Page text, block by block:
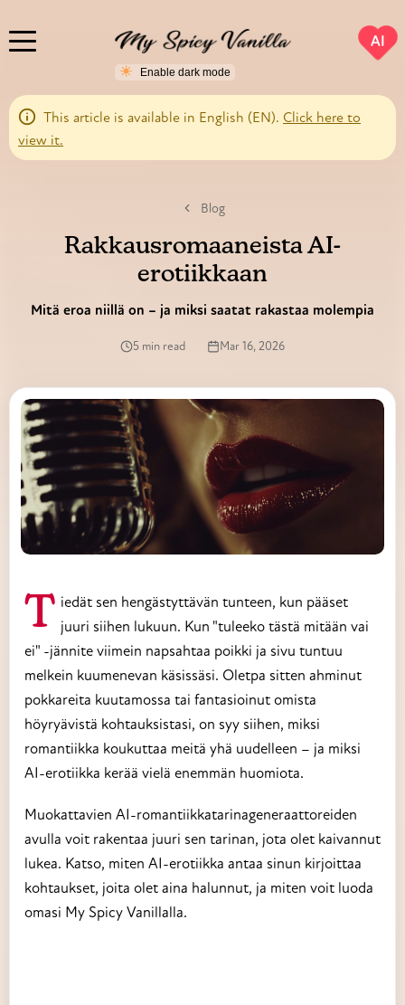
AI
This article is available in English (EN). Click here to
view it.
Blog
Rakkausromaaneista AI-
erotiikkaan
Mitä eroa niillä on – ja miksi saatat rakastaa molempia
5 min read Mar 16, 2026
Tiedät sen hengästyttävän tunteen, kun pääset juuri siihen lukuun. Kun "tuleeko tästä mitään vai
ei" -jännite viimein napsahtaa poikki ja sivu tuntuu
melkein kuumenevan käsissäsi. Oletpa sitten ahminut
pokkareita kuutamossa tai fantasioinut omista
höyryävistä kohtauksistasi, on syy siihen, miksi
romantiikka koukuttaa meitä yhä uudelleen – ja miksi
AI-erotiikka kerää vielä enemmän huomiota.
Muokattavien AI-romantiikkatarinageneraattoreiden
avulla voit rakentaa juuri sen tarinan, jota olet kaivannut
lukea. Katso, miten AI-erotiikka antaa sinun kirjoittaa
kohtaukset, joita olet aina halunnut, ja miten voit luoda
omasi My Spicy Vanillalla.